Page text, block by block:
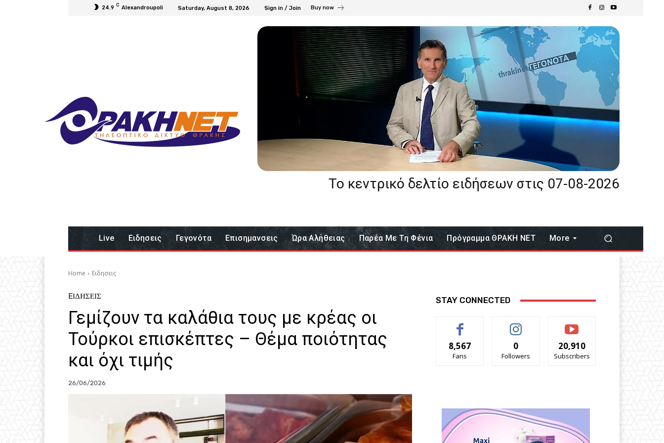
24.9 C Alexandroupoli Saturday, August 8, 2026 Sign in / Join Buy now
Το κεντρικό δελτίο ειδήσεων στις 07-08-2026
Live Eιδησεις Γεγονότα Επισημανσεις Ώρα Αλήθειας Παρέα Με Τη Φένια Πρόγραμμα ΘΡΑΚΗ ΝΕΤ More
Home Eιδησεις
EΙΔΗΣΕΙΣ
Γεμίζουν τα καλάθια τους με κρέας οι
Τούρκοι επισκέπτες – Θέμα ποιότητας
και όχι τιμής
26/06/2026
STAY CONNECTED
8,567
Fans
0
Followers
20,910
Subscribers